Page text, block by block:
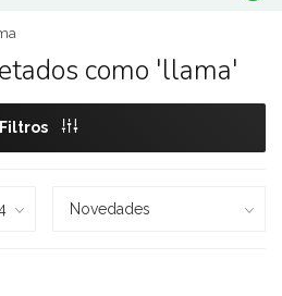
como 'llama'
Filtros